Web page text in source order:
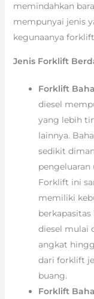
memindahkan
mempunyai jenis
kegunaanya
Jenis Forklift
Forklift
diesel
yang lebih
lainnya.
sedikit
pengeluaran
Forklift ini
memiliki
diesel mulai
angkat
dari forklift
buang.
Forklift